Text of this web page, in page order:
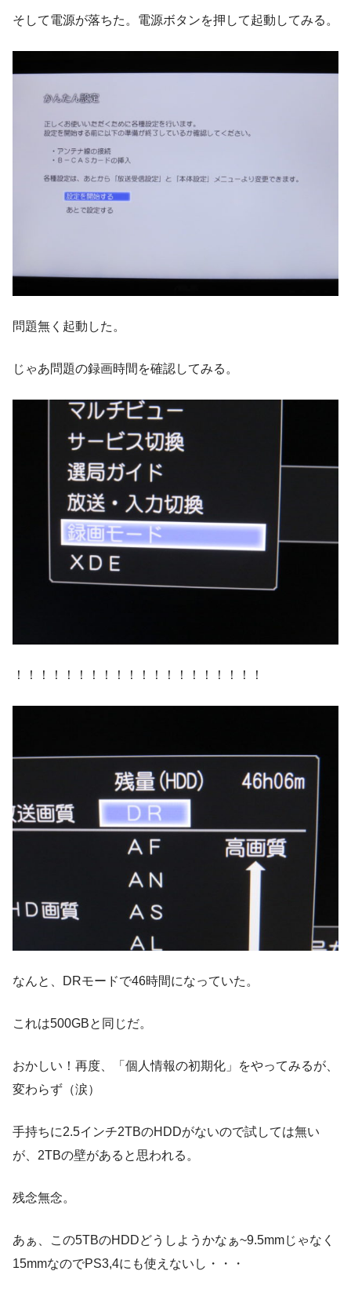
そして電源が落ちた。電源ボタンを押して起動してみる。
問題無く起動した。
じゃあ問題の録画時間を確認してみる。
！！！！！！！！！！！！！！！！！！！！
なんと、DRモードで46時間になっていた。
これは500GBと同じだ。
おかしい！再度、「個人情報の初期化」をやってみるが、
変わらず（涙）
手持ちに2.5インチ2TBのHDDがないので試しては無い
が、2TBの壁があると思われる。
残念無念。
あぁ、この5TBのHDDどうしようかなぁ~9.5mmじゃなく
15mmなのでPS3,4にも使えないし・・・